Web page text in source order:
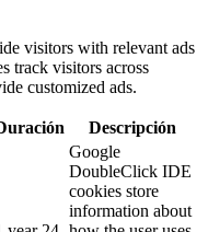
visitors with relevant ads
track visitors across
customized ads.
Descripción
Google
DoubleClick IDE
cookies store
information about